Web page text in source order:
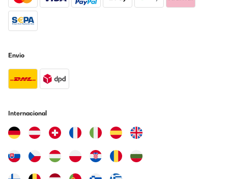
Envio
Internacional